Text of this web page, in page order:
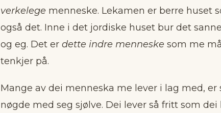
verkelege menneske. Lekamen er berre huset
også det. Inne i det jordiske huset bur det
og eg. Det er dette indre menneske som me
tenkjer på.
Mange av dei menneska me lever i lag med,
nøgde med seg sjølve. Dei lever så fritt som